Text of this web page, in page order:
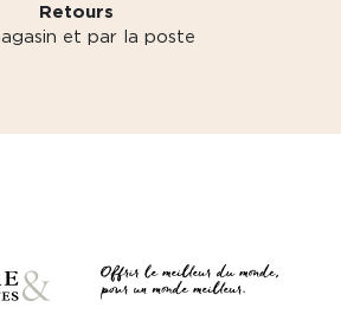
Retours
et par la poste